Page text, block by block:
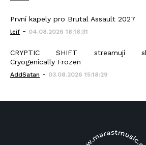
První kapely pro Brutal Assault 2027
leif - 04.08.2026 18:18:31
CRYPTIC SHIFT streamují
Cryogenically Frozen
AddSatan - 03.08.2026 15:18:29